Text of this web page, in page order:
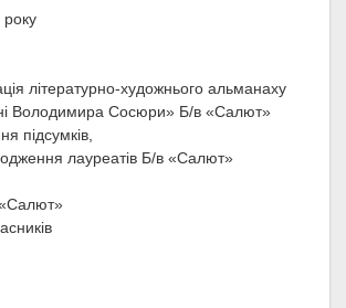
літературно-художнього альманаху
Володимира Сосюри» Б/в «Салют»
підсумків,
лауреатів Б/в «Салют»